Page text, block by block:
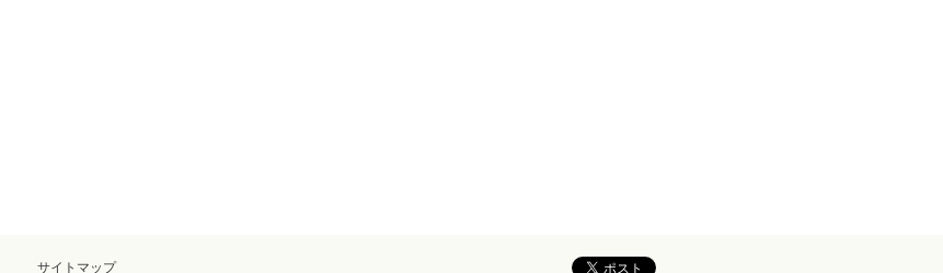
サイトマップ